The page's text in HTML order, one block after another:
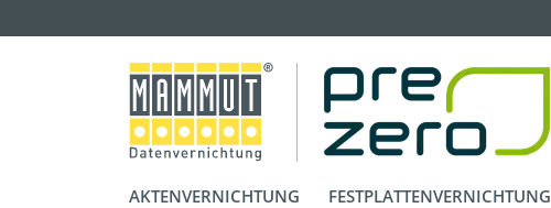
AKTENVERNICHTUNG FESTPLATTENVERNICHTUNG